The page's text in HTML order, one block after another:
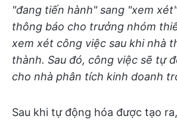
"đang tiến hành" sang "xem
thông báo cho trưởng nhóm
xem xét công việc sau khi nhà
thành. Sau đó, công việc sẽ tự
cho nhà phân tích kinh doanh
Sau khi tự động hóa được tạo